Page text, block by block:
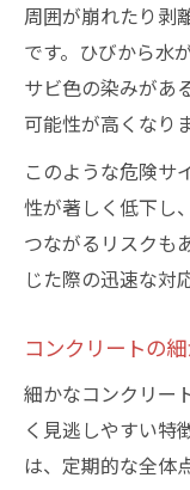
周囲が崩れたり剥
です。ひびから水
サビ色の染みがあ
可能性が高くなりま
このような危険サ
性が著しく低下し
つながるリスクも
じた際の迅速な対
コンクリートの
細かなコンクリー
く見逃しやすい特
は、定期的な全体